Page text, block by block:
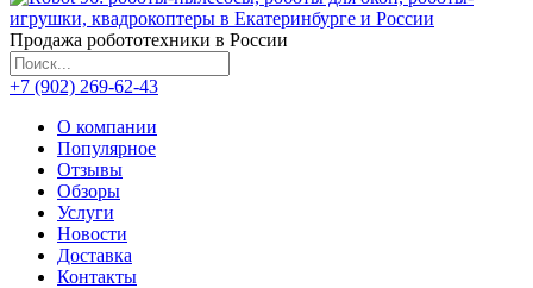
Продажа робототехники в России
+7 (902) 269-62-43
О компании
Популярное
Отзывы
Обзоры
Услуги
Новости
Доставка
Контакты